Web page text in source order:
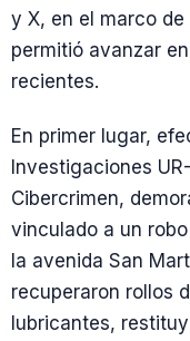
y X, en el marco
permitió avanzar
recientes.
En primer lugar,
Investigaciones
Cibercrimen,
vinculado a un
la avenida San
recuperaron rollos
lubricantes,